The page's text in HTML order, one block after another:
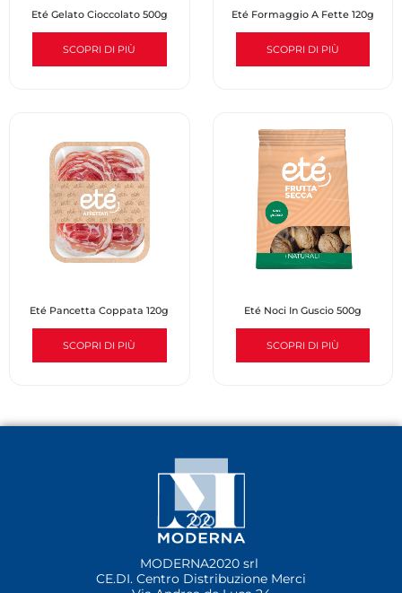
Eté Gelato Cioccolato 500g
SCOPRI DI PIÙ
Eté Formaggio A Fette 120g
SCOPRI DI PIÙ
Eté Pancetta Coppata 120g
SCOPRI DI PIÙ
Eté Noci In Guscio 500g
SCOPRI DI PIÙ
MODERNA2020 srl
CE.DI. Centro Distribuzione Merci